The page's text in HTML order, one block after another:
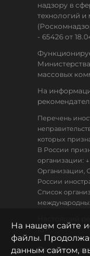
надзору в
технологий
- 65426 от
массовых
На
Перечень
которых
В России
организации: ↓
Организации,
России
Список
18+
Политика
На нашем сайте
файлы.
данным сайтом,